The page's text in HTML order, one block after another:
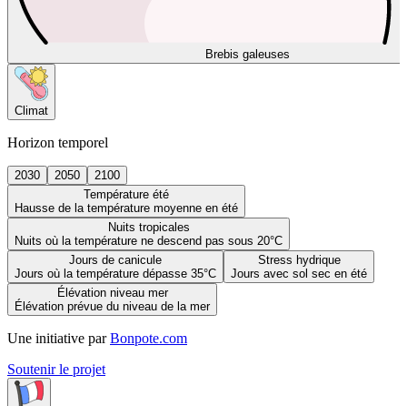
Brebis galeuses
Climat
Horizon temporel
2030 2050
2100
Température été
Hausse de la température moyenne en été
Nuits tropicales
Nuits où la température ne descend pas sous 20°C
Jours de canicule
Jours où la température dépasse 35°C
Stress hydrique
Jours avec sol sec en été
Élévation niveau mer
Élévation prévue du niveau de la mer
Une initiative par Bonpote.com
Soutenir le projet